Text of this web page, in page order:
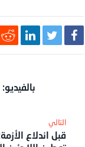
‎التالي